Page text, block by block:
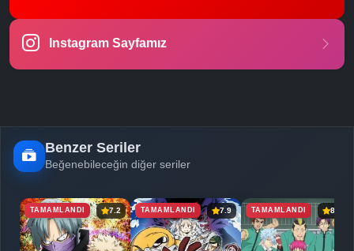
-Bölüm No: 24
Instagram Sayfamız
Benzer Seriler
Beğenebileceğin diğer seriler
TAMAMLANDI 7.2 TAMAMLANDI 7.9 TAMAMLANDI 8.4